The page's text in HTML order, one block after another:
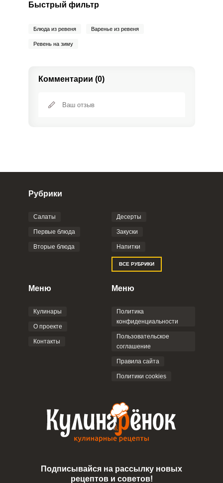
Быстрый фильтр
Блюда из ревеня Варенье из ревеня
Ревень на зиму
Комментарии (0)
Фото до 4 шт, до 5 mb
Отправляя эту форму, вы соглашаетесь с
Политикой
Пользовательским
соглашением
Рубрики
Салаты
Первые блюда
Вторые блюда
Десерты
Закуски
Напитки
ВСЕ РУБРИКИ
Меню
Кулинары
О проекте
Контакты
Меню
Политика
конфиденциальности
Пользовательское
соглашение
Правила сайта
Политики cookies
Подписывайся на рассылку новых
рецептов и советов!